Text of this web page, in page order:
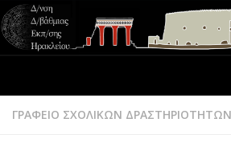
ΓΡΑΦΕΙΟ ΣΧΟΛΙΚΩΝ ΔΡΑΣΤΗΡΙΟΤΗΤΩΝ